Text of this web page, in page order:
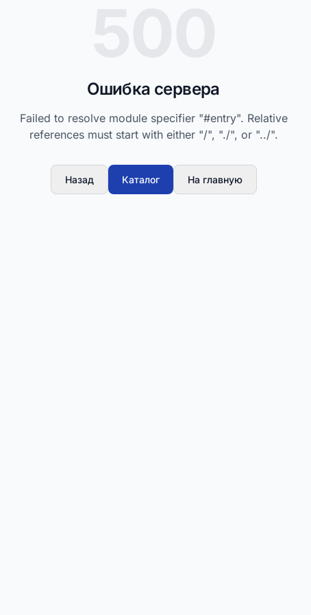
Ошибка сервера
Failed to resolve module specifier "#entry". Relative
references must start with either "/", "./", or "../".
Назад Каталог На главную